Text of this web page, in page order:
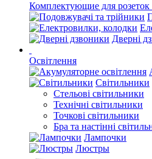
Комплектующие для
Дверні
Освітлення
Світильники
Стельові світильники
Технічні світильники
Точкові світильники
Бра та настінні
Лампочки
Люстры